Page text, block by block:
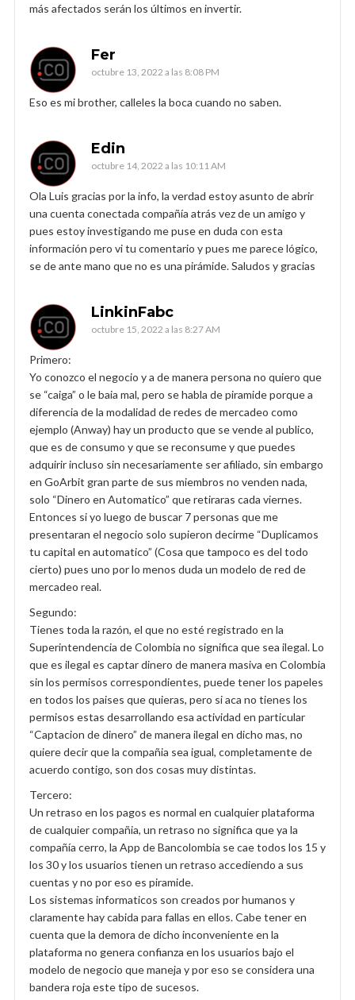
más afectados serán los últimos en invertir.
Fer
octubre 13, 2022 a las 8:08 PM
Eso es mi brother, calleles la boca cuando no saben.
Edin
octubre 14, 2022 a las 10:11 AM
Ola Luis gracias por la info, la verdad estoy asunto de abrir
una cuenta conectada compañía atrás vez de un amigo y
pues estoy investigando me puse en duda con esta
información pero vi tu comentario y pues me parece lógico,
se de ante mano que no es una pirámide. Saludos y gracias
LinkinFabc
octubre 15, 2022 a las 8:27 AM
Primero:
Yo conozco el negocio y a de manera persona no quiero que
se “caiga” o le baia mal, pero se habla de piramide porque a
diferencia de la modalidad de redes de mercadeo como
ejemplo (Anway) hay un producto que se vende al publico,
que es de consumo y que se reconsume y que puedes
adquirir incluso sin necesariamente ser afiliado, sin embargo
en GoArbit gran parte de sus miembros no venden nada,
solo “Dinero en Automatico” que retiraras cada viernes.
Entonces si yo luego de buscar 7 personas que me
presentaran el negocio solo supieron decirme “Duplicamos
tu capital en automatico” (Cosa que tampoco es del todo
cierto) pues uno por lo menos duda un modelo de red de
mercadeo real.
Segundo:
Tienes toda la razón, el que no esté registrado en la
Superintendencia de Colombia no significa que sea ilegal. Lo
que es ilegal es captar dinero de manera masiva en Colombia
sin los permisos correspondientes, puede tener los papeles
en todos los paises que quieras, pero si aca no tienes los
permisos estas desarrollando esa actividad en particular
“Captacion de dinero” de manera ilegal en dicho mas, no
quiere decir que la compañia sea igual, completamente de
acuerdo contigo, son dos cosas muy distintas.
Tercero:
Un retraso en los pagos es normal en cualquier plataforma
de cualquier compañia, un retraso no significa que ya la
compañía cerro, la App de Bancolombia se cae todos los 15 y
los 30 y los usuarios tienen un retraso accediendo a sus
cuentas y no por eso es piramide.
Los sistemas informaticos son creados por humanos y
claramente hay cabida para fallas en ellos. Cabe tener en
cuenta que la demora de dicho inconveniente en la
plataforma no genera confianza en los usuarios bajo el
modelo de negocio que maneja y por eso se considera una
bandera roja este tipo de sucesos.